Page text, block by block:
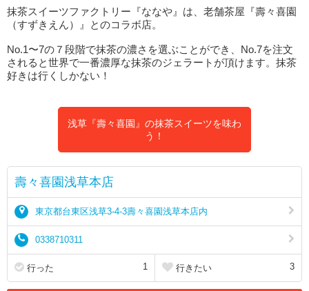
抹茶スイーツファクトリー『ななや』は、老舗茶屋『壽々喜園
（すずきえん）』とのコラボ店。
No.1〜7の７段階で抹茶の濃さを選ぶことができ、No.7を注文
されると世界で一番濃厚な抹茶のジェラートが頂けます。抹茶
好きは行くしかない！
浅草『壽々喜園』の抹茶スイーツを味わ
う！
壽々喜園浅草本店
東京都台東区浅草3-4-3壽々喜園浅草本店内
0338710311
行った 1 行きたい 3